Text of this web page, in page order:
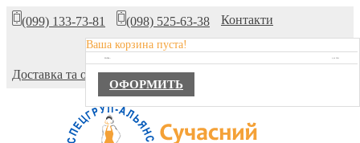
(099) 133-73-81 (098) 525-63-38
Контакти
Доставка та оплата
Ваша корзина пуста!
ОФОРМИТЬ